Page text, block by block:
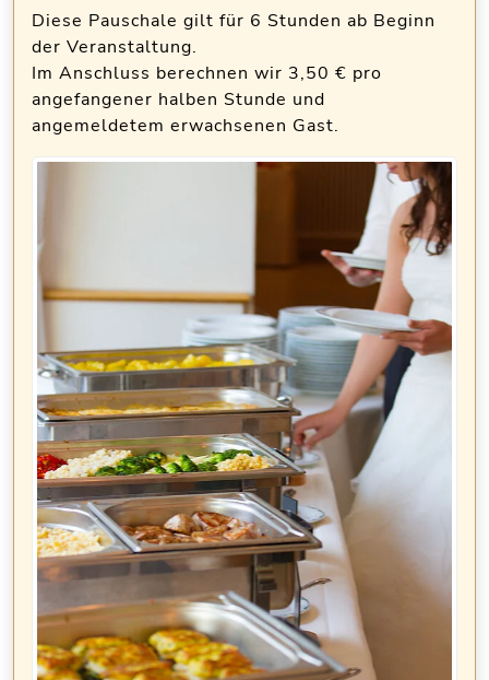
Diese Pauschale gilt für 6 Stunden ab Beginn
der Veranstaltung.
Im Anschluss berechnen wir 3,50 € pro
angefangener halben Stunde und
angemeldetem erwachsenen Gast.